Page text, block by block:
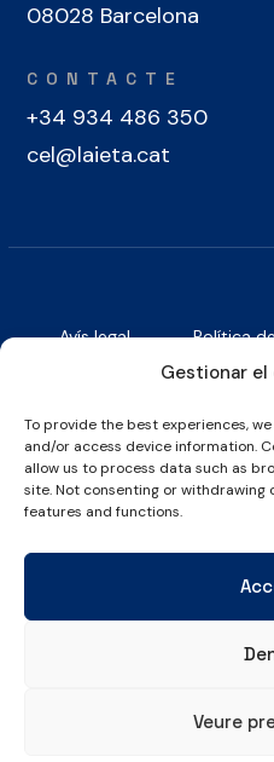
Gestionar
To provide the best experiences,
and/or access device information.
allow us to process data such as
site. Not consenting or
features and functions.
Veure
08028 Barcelona
CONTACTE
+34 934 486 350
cel@laieta.cat
Avís legal Política